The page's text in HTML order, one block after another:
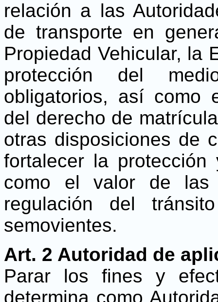
relación a las
de transporte en
Propiedad Vehicular, la
protección del
obligatorios, así como
del derecho de
otras disposiciones de
fortalecer la protección
como el valor de las
regulación del
semovientes.
Art. 2 Autoridad de
Parar los fines y
determina como